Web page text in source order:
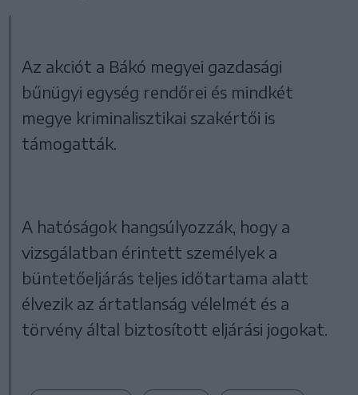
Az akciót a Bákó megyei gazdasági
bűnügyi egység rendőrei és mindkét
megye kriminalisztikai szakértői is
támogatták.
A hatóságok hangsúlyozzák, hogy a
vizsgálatban érintett személyek a
büntetőeljárás teljes időtartama alatt
élvezik az ártatlanság vélelmét és a
törvény által biztosított eljárási jogokat.